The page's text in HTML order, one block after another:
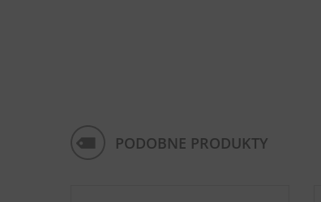
PODOBNE PRODUKTY